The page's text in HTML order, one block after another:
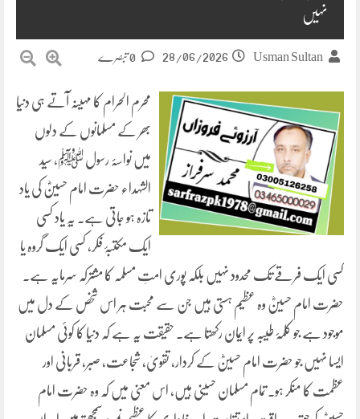
نہیں
Usman Sultan
28/06/2026
محرم الحرام کا مہینہ آتے ہی دنیا
بھر کے مسلمانوں کے دلوں
میں نواسۂ رسول ﷺ، سید
الشہداء حضرت امام حسینؓ کی یاد
تازہ ہو جاتی ہے۔ یہ یاد کسی
ایک مکتبۂ فکر، کسی ایک گروہ یا
کسی ایک فرقے تک محدود نہیں بلکہ پوری امتِ مسلمہ کا مشترکہ سرمایہ ہے۔
حضرت امام حسینؓ وہ عظیم ہستی ہیں جن سے محبت ہر اس شخص کے دل میں
موجود ہے جو کلمۂ طیبہ پر ایمان رکھتا ہے۔ حقیقت یہ ہے کہ دنیا کا کوئی مسلمان
ایسا نہیں جو حضرت امام حسینؓ کے کردار، تقویٰ، شجاعت، صبر، قربانی اور
عظمت کا منکر ہو۔ تمام مسلمان حسینی ہیں، اس معنی میں کہ وہ حضرت امام